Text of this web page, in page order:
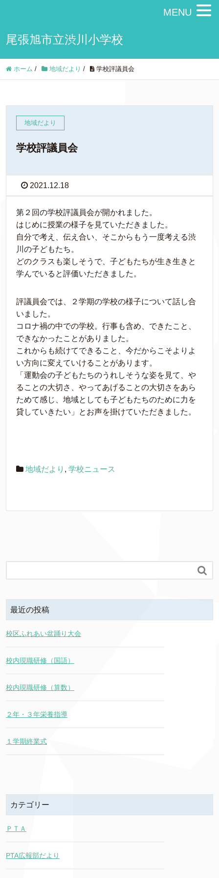
尾張旭市立渋川小学校
ホーム / 地域だより / 学校評議員会
地域だより
学校評議員会
2021.12.18
第２回の学校評議員会が開かれました。
はじめに授業の様子を見ていただきました。
自分で考え、伝え合い、そこからもう一度考える渋
川の子どもたち。
どのクラスも楽しそうで、子どもたちが生き生きと
学んでいると評価いただきました。
評議員会では、２学期の学校の様子について話し合
いました。
コロナ禍の中での学校。行事も含め、できたこと、
できなかったことがありました。
これからも続けてできること、今だからこそよりよ
い方向に変えていけることがあります。
「運動会の子どもたちのうれしそうな姿を見て、や
ることの大切さ、やってあげることの大切さをあら
ためて感じ、地域としても子どもたちのために力を
貸していきたい」とお声を掛けていただきました。
地域だより , 学校ニュース

最近の投稿
校区ふれあい盆踊り大会
校内現職研修（国語）
校内現職研修（算数）
２年・３年栄養指導
１学期終業式
カテゴリー
ＰＴＡ
PTA広報部だより
MENU